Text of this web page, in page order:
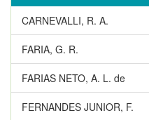
CARNEVALLI, R. A.
FARIA, G. R.
FARIAS NETO, A. L. de
FERNANDES JUNIOR, F.